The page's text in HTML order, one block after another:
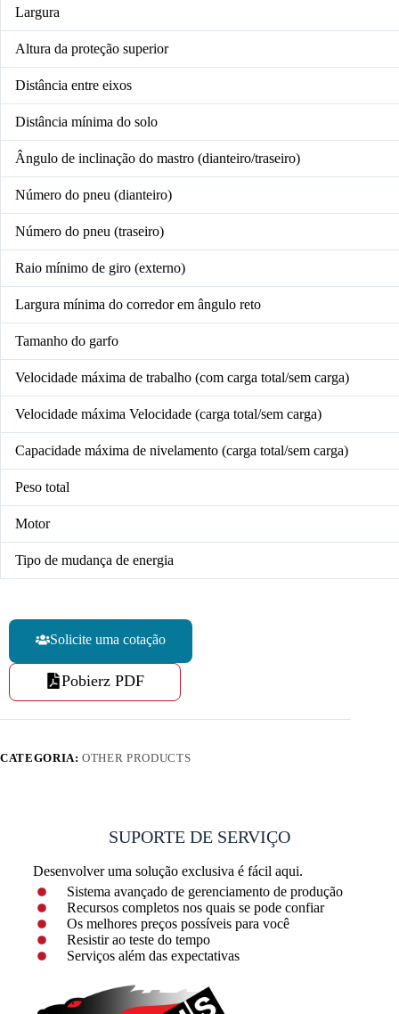
Largura
Altura da proteção superior
Distância entre eixos
Distância mínima do solo
Ângulo de inclinação do mastro (dianteiro/traseiro)
Número do pneu (dianteiro)
Número do pneu (traseiro)
Raio mínimo de giro (externo)
Largura mínima do corredor em ângulo reto
Tamanho do garfo
Velocidade máxima de trabalho (com carga total/sem carga)
Velocidade máxima Velocidade (carga total/sem carga)
Capacidade máxima de nivelamento (carga total/sem carga)
Peso total
Motor
Tipo de mudança de energia
Solicite uma cotação
Pobierz PDF
CATEGORIA:OTHER PRODUCTS
SUPORTE DE SERVIÇO
Desenvolver uma solução exclusiva é fácil aqui.
Sistema avançado de gerenciamento de produção
Recursos completos nos quais se pode confiar
Os melhores preços possíveis para você
Resistir ao teste do tempo
Serviços além das expectativas